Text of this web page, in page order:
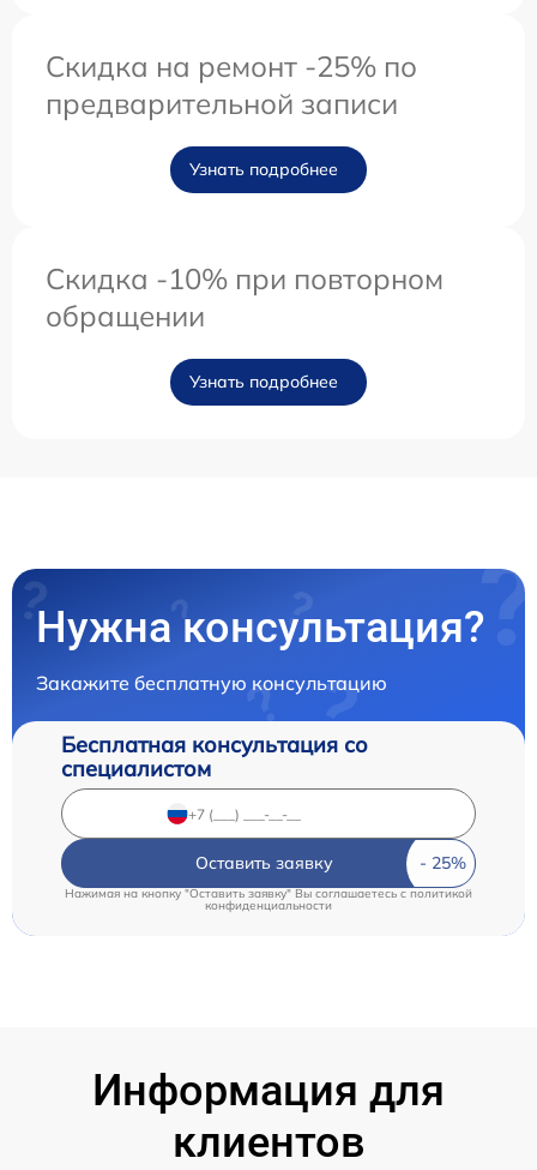
Скидка на ремонт -25% по
предварительной записи
Узнать подробнее
Скидка -10% при повторном
обращении
Узнать подробнее
Нужна консультация?
Закажите бесплатную консультацию
Бесплатная консультация со
специалистом
Оставить заявку
Нажимая на кнопку "Оставить заявку" Вы соглашаетесь c политикой
конфиденциальности
Информация для
клиентов